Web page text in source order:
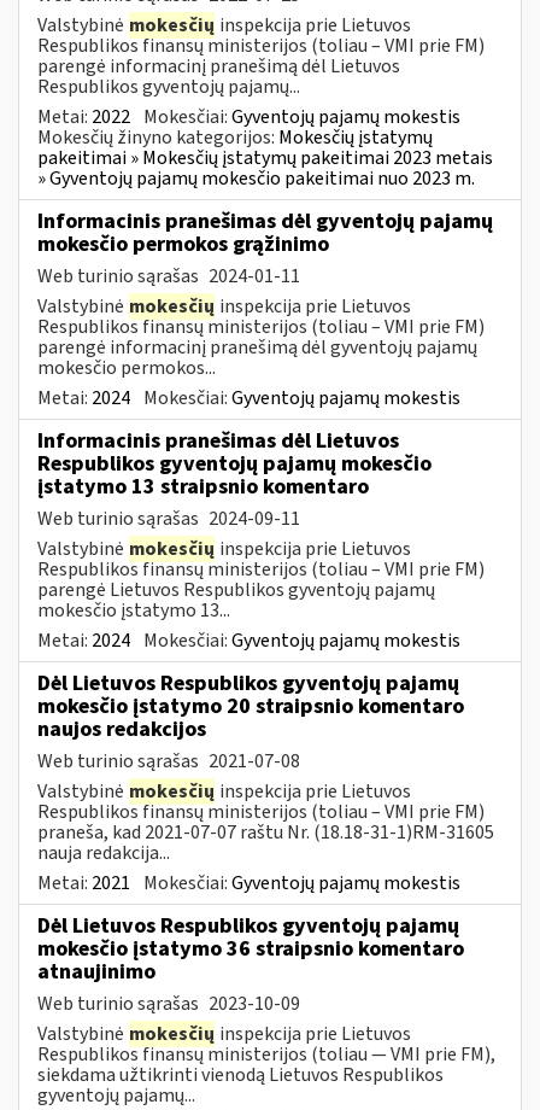
Valstybinė mokesčių inspekcija prie Lietuvos
Respublikos finansų ministerijos (toliau – VMI prie FM)
parengė informacinį pranešimą dėl Lietuvos
Respublikos gyventojų pajamų...
Metai: 2022 Mokesčiai:Gyventojų pajamų mokestis
Mokesčių žinyno kategorijos: Mokesčių įstatymų
pakeitimai » Mokesčių įstatymų pakeitimai 2023 metais
» Gyventojų pajamų mokesčio pakeitimai nuo 2023 m.
Informacinis pranešimas dėl gyventojų pajamų
mokesčio permokos grąžinimo
Web turinio sąrašas 2024-01-11
Valstybinė mokesčių inspekcija prie Lietuvos
Respublikos finansų ministerijos (toliau – VMI prie FM)
parengė informacinį pranešimą dėl gyventojų pajamų
mokesčio permokos...
Metai: 2024 Mokesčiai:Gyventojų pajamų mokestis
Informacinis pranešimas dėl Lietuvos
Respublikos gyventojų pajamų mokesčio
įstatymo 13 straipsnio komentaro
Web turinio sąrašas 2024-09-11
Valstybinė mokesčių inspekcija prie Lietuvos
Respublikos finansų ministerijos (toliau – VMI prie FM)
parengė Lietuvos Respublikos gyventojų pajamų
mokesčio įstatymo 13...
Metai: 2024 Mokesčiai:Gyventojų pajamų mokestis
Dėl Lietuvos Respublikos gyventojų pajamų
mokesčio įstatymo 20 straipsnio komentaro
naujos redakcijos
Web turinio sąrašas 2021-07-08
Valstybinė mokesčių inspekcija prie Lietuvos
Respublikos finansų ministerijos (toliau – VMI prie FM)
praneša, kad 2021-07-07 raštu Nr. (18.18-31-1)RM-31605
nauja redakcija...
Metai: 2021 Mokesčiai:Gyventojų pajamų mokestis
Dėl Lietuvos Respublikos gyventojų pajamų
mokesčio įstatymo 36 straipsnio komentaro
atnaujinimo
Web turinio sąrašas 2023-10-09
Valstybinė mokesčių inspekcija prie Lietuvos
Respublikos finansų ministerijos (toliau — VMI prie FM),
siekdama užtikrinti vienodą Lietuvos Respublikos
gyventojų pajamų...